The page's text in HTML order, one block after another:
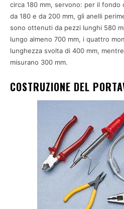
circa 180 mm, servono: per il
da 180 e da 200 mm, gli anelli
sono ottenuti da pezzi lunghi 580
lungo almeno 700 mm, i quattro
lunghezza svolta di 400 mm,
misurano 300 mm.
COSTRUZIONE DEL